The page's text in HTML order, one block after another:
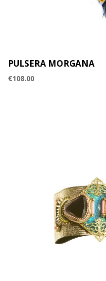
PULSERA MORGANA
€108.00